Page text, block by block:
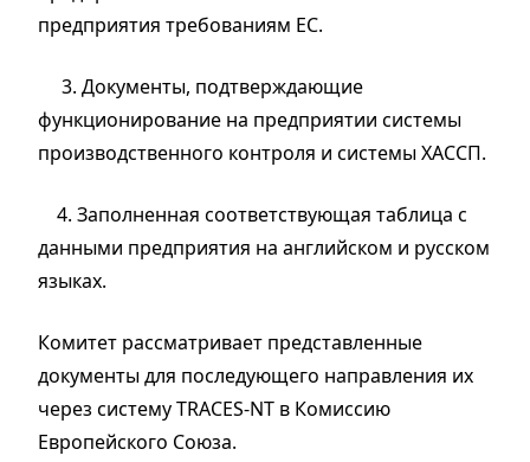
предприятия требованиям ЕС.
3. Документы, подтверждающие
функционирование на предприятии системы
производственного контроля и системы ХАССП.
4. Заполненная соответствующая таблица с
данными предприятия на английском и русском
языках.
Комитет рассматривает представленные
документы для последующего направления их
через систему TRACES-NT в Комиссию
Европейского Союза.